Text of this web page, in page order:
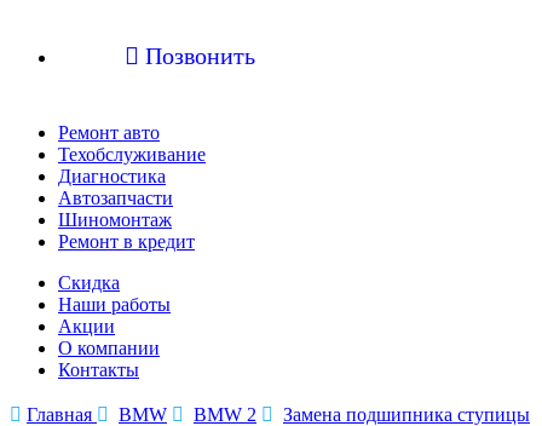
 Позвонить
Ремонт авто
Техобслуживание
Диагностика
Автозапчасти
Шиномонтаж
Ремонт в кредит
Скидка
Наши работы
Акции
О компании
Контакты
 Главная  BMW  BMW 2  Замена подшипника ступицы